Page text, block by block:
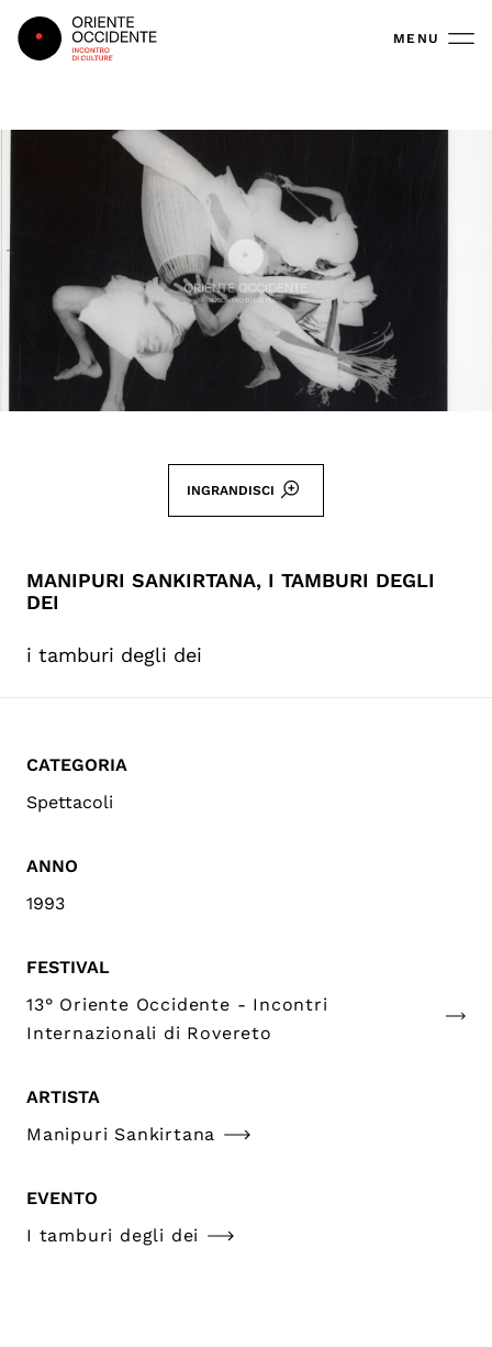
Oriente Occidente MENU
INGRANDISCI
MANIPURI SANKIRTANA, I TAMBURI DEGLI
DEI
i tamburi degli dei
CATEGORIA
Spettacoli
ANNO
1993
FESTIVAL
13° Oriente Occidente - Incontri
Internazionali di Rovereto
ARTISTA
Manipuri Sankirtana
EVENTO
I tamburi degli dei